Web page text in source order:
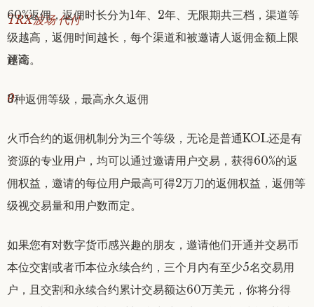
TRX波场 代付
评论
0
60%返佣，返佣时长分为1年、2年、无限期共三档，渠道等
级越高，返佣时间越长，每个渠道和被邀请人返佣金额上限
越高。
3种返佣等级，最高永久返佣
火币合约的返佣机制分为三个等级，无论是普通KOL还是有
资源的专业用户，均可以通过邀请用户交易，获得60%的返
佣权益，邀请的每位用户最高可得2万刀的返佣权益，返佣等
级视交易量和用户数而定。
如果您有对数字货币感兴趣的朋友，邀请他们开通并交易币
本位交割或者币本位永续合约，三个月内有至少5名交易用
户，且交割和永续合约累计交易额达60万美元，你将分得